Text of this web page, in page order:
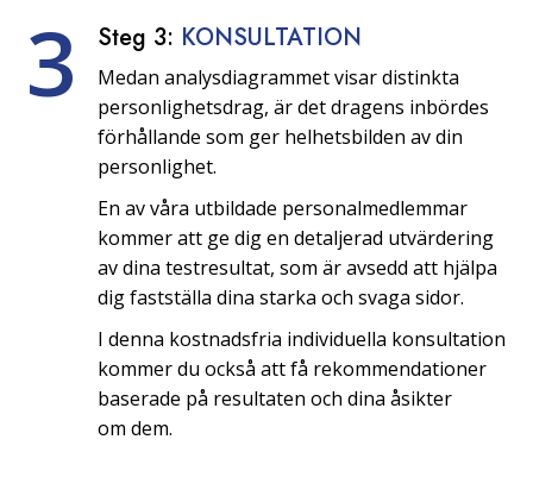
3 Steg 3: KONSULTATION
Medan analysdiagrammet visar distinkta
personlighetsdrag, är det dragens inbördes
förhållande som ger helhetsbilden av din
personlighet.
En av våra utbildade personalmedlemmar
kommer att ge dig en detaljerad utvärdering
av dina testresultat, som är avsedd att hjälpa
dig fastställa dina starka och svaga sidor.
I denna kostnadsfria individuella konsultation
kommer du också att få rekommendationer
baserade på resultaten och dina åsikter
om dem.